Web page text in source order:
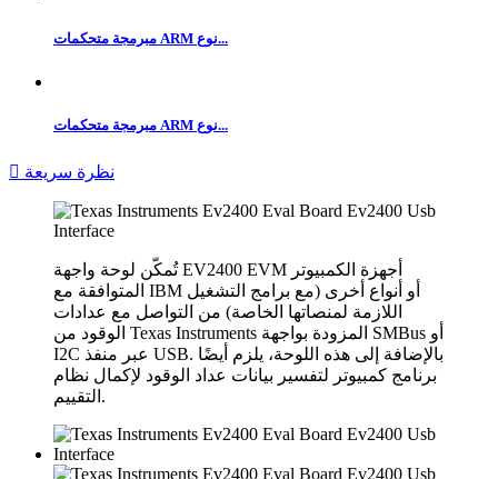
مبرمجة متحكمات ARM نوع...
مبرمجة متحكمات ARM نوع...
 نظرة سريعة
تُمكّن لوحة واجهة EV2400 EVM أجهزة الكمبيوتر
المتوافقة مع IBM أو أنواع أخرى (مع برامج التشغيل
اللازمة لمنصاتها الخاصة) من التواصل مع عدادات
الوقود من Texas Instruments المزودة بواجهة SMBus أو
I2C عبر منفذ USB. بالإضافة إلى هذه اللوحة، يلزم أيضًا
برنامج كمبيوتر لتفسير بيانات عداد الوقود لإكمال نظام
التقييم.